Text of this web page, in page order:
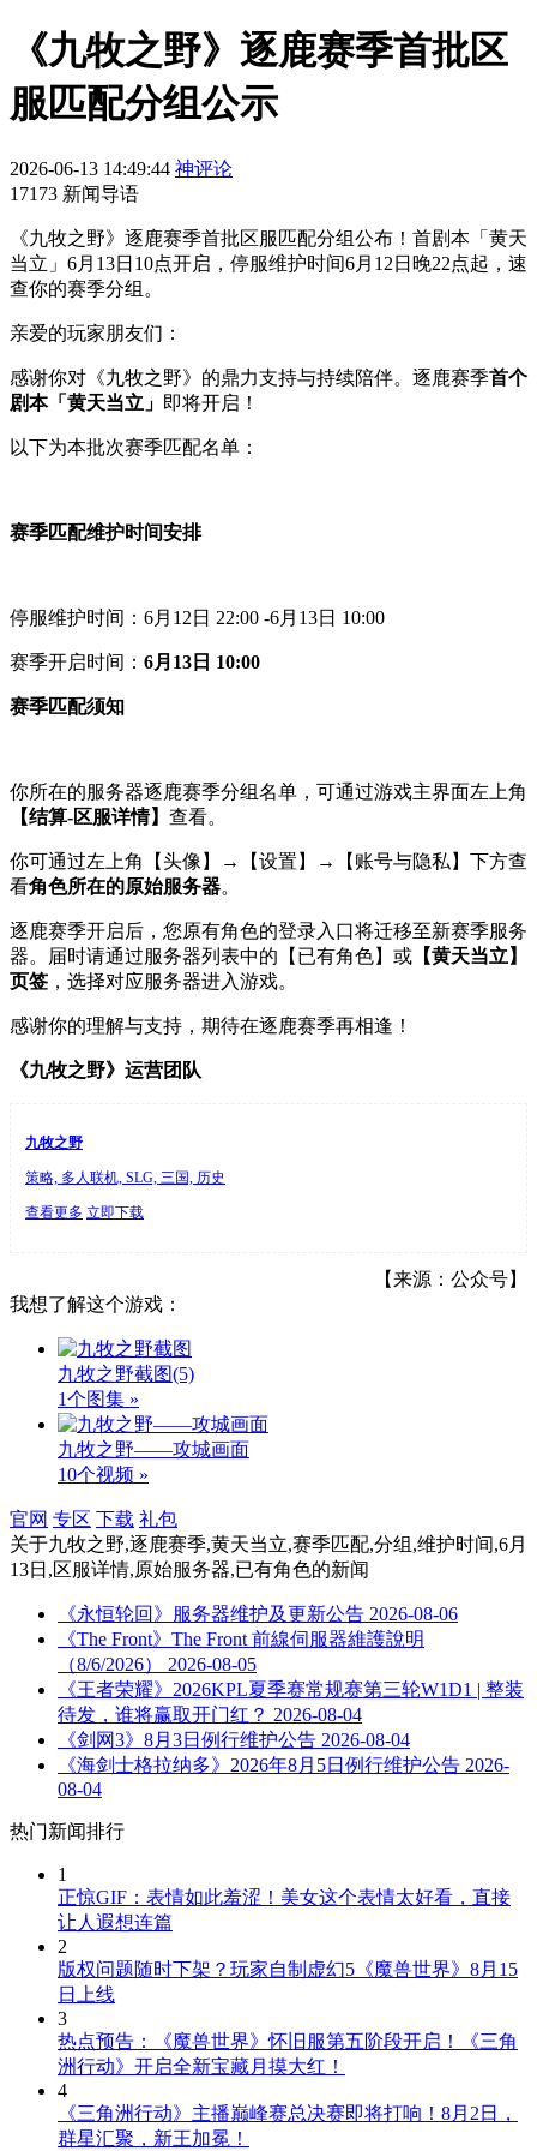
《九牧之野》逐鹿赛季首批区
服匹配分组公示
2026-06-13 14:49:44 神评论
17173 新闻导语
《九牧之野》逐鹿赛季首批区服匹配分组公布！首剧本「黄天
当立」6月13日10点开启，停服维护时间6月12日晚22点起，速
查你的赛季分组。
亲爱的玩家朋友们：
感谢你对《九牧之野》的鼎力支持与持续陪伴。逐鹿赛季首个
剧本「黄天当立」 即将开启！
以下为本批次赛季匹配名单：
赛季匹配维护时间安排
停服维护时间：6月12日 22:00 -6月13日 10:00
赛季开启时间： 6月13日 10:00
赛季匹配须知
你所在的服务器逐鹿赛季分组名单，可通过游戏主界面左上角
【结算-区服详情】 查看。
你可通过左上角【头像】→【设置】→【账号与隐私】下方查
看角色所在的原始服务器。
逐鹿赛季开启后，您原有角色的登录入口将迁移至新赛季服务
器。届时请通过服务器列表中的【已有角色】或 【黄天当立】
页签 ，选择对应服务器进入游戏。
感谢你的理解与支持，期待在逐鹿赛季再相逢！
《九牧之野》运营团队
九牧之野
策略, 多人联机, SLG, 三国, 历史
查看更多 立即下载
【来源：公众号】
我想了解这个游戏：
九牧之野截图(5)
1个图集 »
九牧之野——攻城画面
10个视频 »
官网 专区 下载 礼包
关于九牧之野,逐鹿赛季,黄天当立,赛季匹配,分组,维护时间,6月
13日,区服详情,原始服务器,已有角色的新闻
《永恒轮回》服务器维护及更新公告 2026-08-06
《The Front》The Front 前線伺服器維護說明
（8/6/2026）
2026-08-05
《王者荣耀》2026KPL夏季赛常规赛第三轮W1D1 | 整装
待发，谁将赢取开门红？ 2026-08-04
《剑网3》8月3日例行维护公告 2026-08-04
《海剑士格拉纳多》2026年8月5日例行维护公告 2026-
08-04
热门新闻排行
1
正惊GIF：表情如此羞涩！美女这个表情太好看，直接
让人遐想连篇
2
版权问题随时下架？玩家自制虚幻5《魔兽世界》8月15
日上线
3
热点预告：《魔兽世界》怀旧服第五阶段开启！《三角
洲行动》开启全新宝藏月摸大红！
4
《三角洲行动》主播巅峰赛总决赛即将打响！8月2日，
群星汇聚，新王加冕！